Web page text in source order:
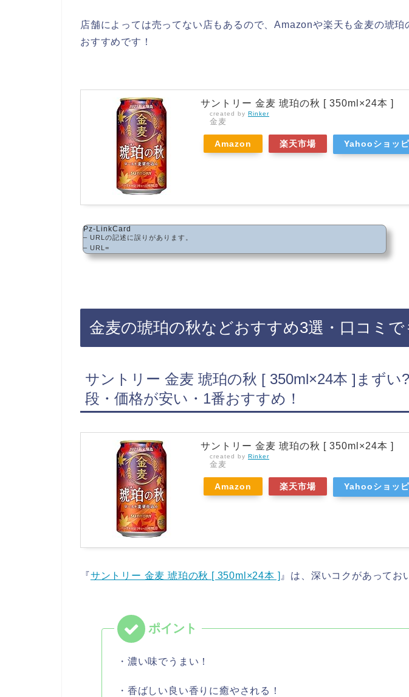
店舗によっては売ってない店もあるので、Amazonや楽天も金麦の琥珀
おすすめです！
サントリー 金麦 琥珀の秋 [ 350ml×24本 ]
created by Rinker
金麦
Amazon 楽天市場 Yahooショッ
Pz-LinkCard
– URLの記述に誤りがあります。
– URL=
金麦の琥珀の秋などおすすめ3選・口コミで
サントリー 金麦 琥珀の秋 [ 350ml×24本 ]まずい
段・価格が安い・1番おすすめ！
サントリー 金麦 琥珀の秋 [ 350ml×24本 ]
created by Rinker
金麦
Amazon 楽天市場 Yahooショッ
『サントリー 金麦 琥珀の秋 [ 350ml×24本 ] 』は、深いコクがあってお
・濃い味でうまい！
・香ばしい良い香りに癒やされる！